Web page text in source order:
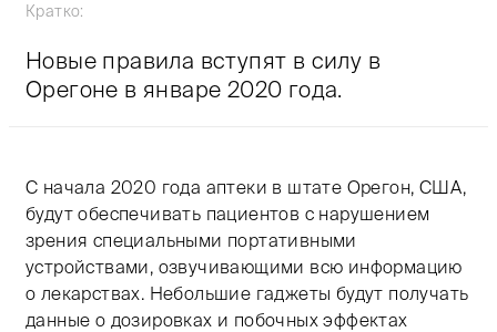
Кратко:
Новые правила вступят в силу в
Орегоне в январе 2020 года.
С начала 2020 года аптеки в штате Орегон, США,
будут обеспечивать пациентов с нарушением
зрения специальными портативными
устройствами, озвучивающими всю информацию
о лекарствах. Небольшие гаджеты будут получать
данные о дозировках и побочных эффектах